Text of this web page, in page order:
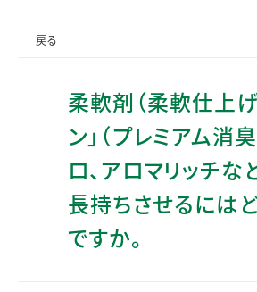
戻る
柔軟剤（柔軟仕上げ
ン」（プレミアム消
ロ、アロマリッチな
長持ちさせるには
ですか。